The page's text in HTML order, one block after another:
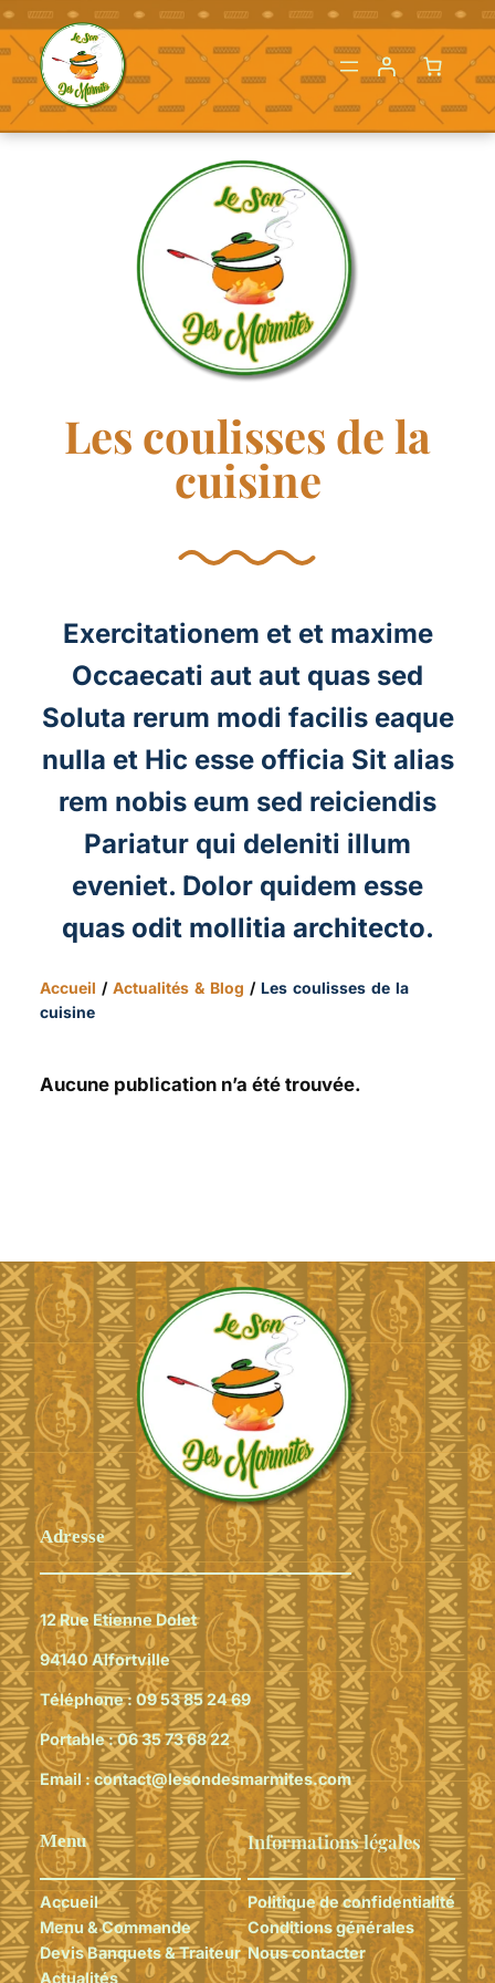
Aller
au
contenu
Les coulisses de la
cuisine
Exercitationem et et maxime
Occaecati aut aut quas sed
Soluta rerum modi facilis eaque
nulla et Hic esse officia Sit alias
rem nobis eum sed reiciendis
Pariatur qui deleniti illum
eveniet. Dolor quidem esse
quas odit mollitia architecto.
Accueil / Actualités & Blog / Les coulisses de la
cuisine
Aucune publication n’a été trouvée.
Adresse
12 Rue Etienne Dolet
94140 Alfortville
Téléphone : 09 53 85 24 69
Portable :06 35 73 68 22
Email :contact@lesondesmarmites.com
Menu
Accueil
Menu & Commande
Devis Banquets & Traiteur
Actualités
Informations légales
Politique de confidentialité
Conditions générales
Nous contacter